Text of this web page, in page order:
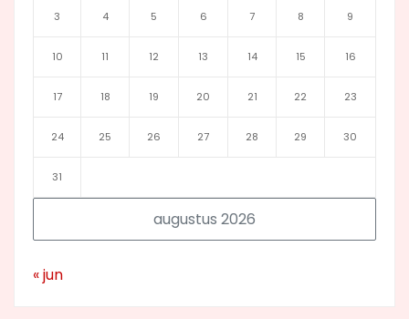
augustus 2026
3 4 5 6 7 8 9
10 11 12 13 14 15 16
17 18 19 20 21 22 23
24 25 26 27 28 29 30
31
« jun